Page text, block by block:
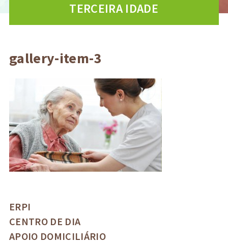
TERCEIRA IDADE
ERPI
CENTRO DE DIA
APOIO DOMICILIÁRIO
gallery-item-3